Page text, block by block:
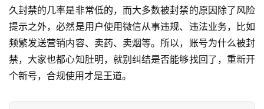
久封禁的几率是非常低的，而大多数被封禁的原因除了风险
提示之外，必然是用户使用微信从事违规、违法业务，比如
频繁发送营销内容、卖药、卖烟等。所以，账号为什么被封
禁，大家也都心知肚明，就别纠结是否能够找回了，重新开
个新号，合规使用才是王道。